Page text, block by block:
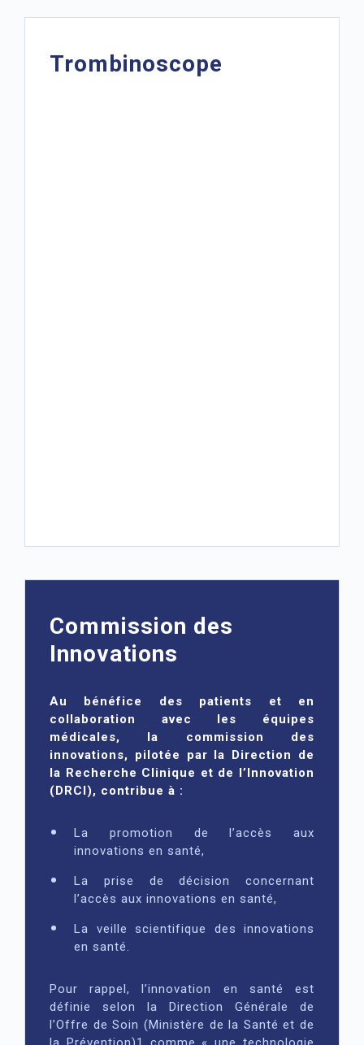
Trombinoscope
Commission des
Innovations
Au bénéfice des patients et en
collaboration avec les équipes
médicales, la commission des
innovations, pilotée par la Direction de
la Recherche Clinique et de l’Innovation
(DRCI), contribue à :
La promotion de l’accès aux
innovations en santé,
La prise de décision concernant
l’accès aux innovations en santé,
La veille scientifique des innovations
en santé.
Pour rappel, l’innovation en santé est
définie selon la Direction Générale de
l’Offre de Soin (Ministère de la Santé et de